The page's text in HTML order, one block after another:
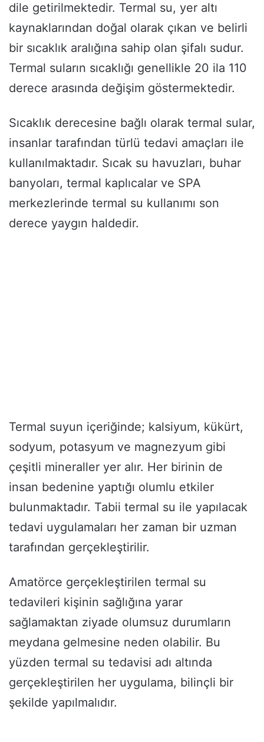
dile getirilmektedir. Termal su, yer altı
kaynaklarından doğal olarak çıkan ve belirli
bir sıcaklık aralığına sahip olan şifalı sudur.
Termal suların sıcaklığı genellikle 20 ila 110
derece arasında değişim göstermektedir.
Sıcaklık derecesine bağlı olarak termal sular,
insanlar tarafından türlü tedavi amaçları ile
kullanılmaktadır. Sıcak su havuzları, buhar
banyoları, termal kaplıcalar ve SPA
merkezlerinde termal su kullanımı son
derece yaygın haldedir.
Termal suyun içeriğinde; kalsiyum, kükürt,
sodyum, potasyum ve magnezyum gibi
çeşitli mineraller yer alır. Her birinin de
insan bedenine yaptığı olumlu etkiler
bulunmaktadır. Tabii termal su ile yapılacak
tedavi uygulamaları her zaman bir uzman
tarafından gerçekleştirilir.
Amatörce gerçekleştirilen termal su
tedavileri kişinin sağlığına yarar
sağlamaktan ziyade olumsuz durumların
meydana gelmesine neden olabilir. Bu
yüzden termal su tedavisi adı altında
gerçekleştirilen her uygulama, bilinçli bir
şekilde yapılmalıdır.